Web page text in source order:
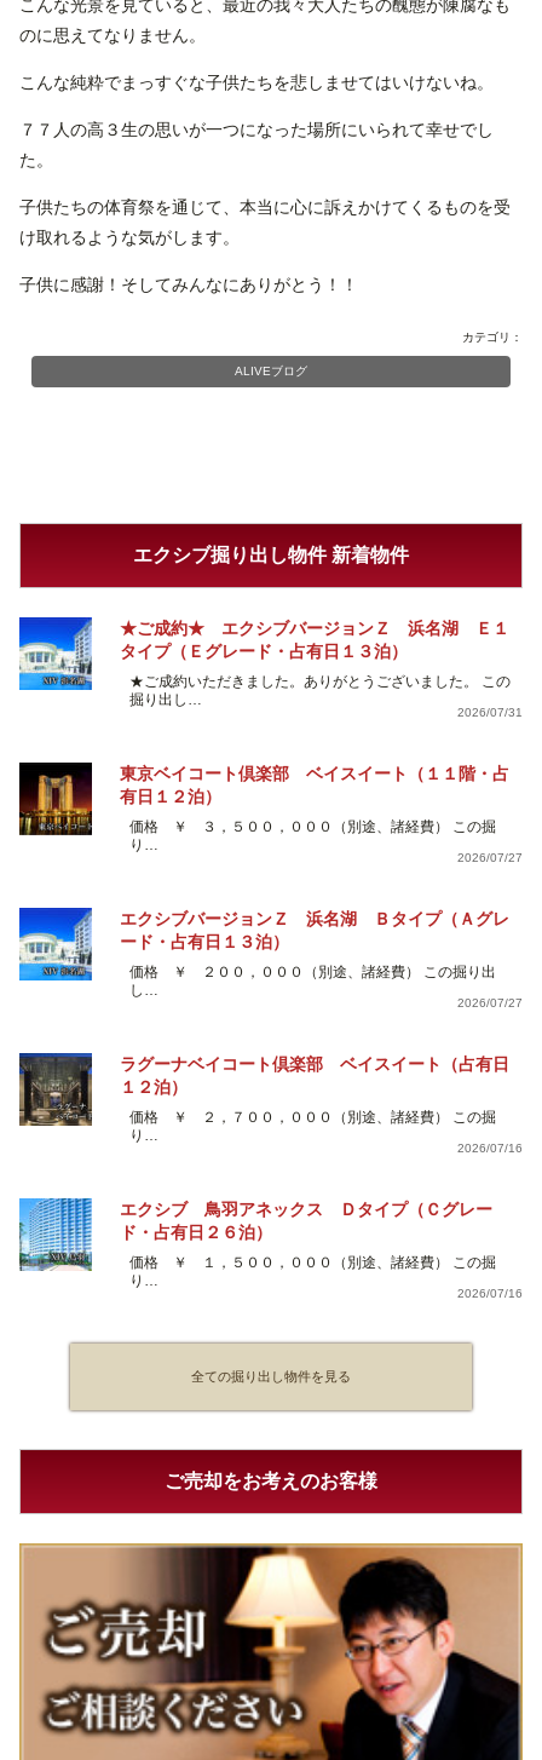
こんな光景を見ていると、最近の我々大人たちの醜態が陳腐なも
のに思えてなりません。
こんな純粋でまっすぐな子供たちを悲しませてはいけないね。
７７人の高３生の思いが一つになった場所にいられて幸せでし
た。
子供たちの体育祭を通じて、本当に心に訴えかけてくるものを受
け取れるような気がします。
子供に感謝！そしてみんなにありがとう！！
カテゴリ：
ALIVEブログ
エクシブ掘り出し物件 新着物件
★ご成約★ エクシブバージョンＺ 浜名湖 Ｅ１
タイプ（Ｅグレード・占有日１３泊）
★ご成約いただきました。ありがとうございました。 この
掘り出し…
2026/07/31
東京ベイコート倶楽部 ベイスイート（１１階・占
有日１２泊）
価格 ￥ ３，５００，０００（別途、諸経費） この掘
り…
2026/07/27
エクシブバージョンＺ 浜名湖 Ｂタイプ（Ａグレ
ード・占有日１３泊）
価格 ￥ ２００，０００（別途、諸経費） この掘り出
し…
2026/07/27
ラグーナベイコート倶楽部 ベイスイート（占有日
１２泊）
価格 ￥ ２，７００，０００（別途、諸経費） この掘
り…
2026/07/16
エクシブ 鳥羽アネックス Ｄタイプ（Ｃグレー
ド・占有日２６泊）
価格 ￥ １，５００，０００（別途、諸経費） この掘
り…
2026/07/16
全ての掘り出し物件を見る
ご売却をお考えのお客様